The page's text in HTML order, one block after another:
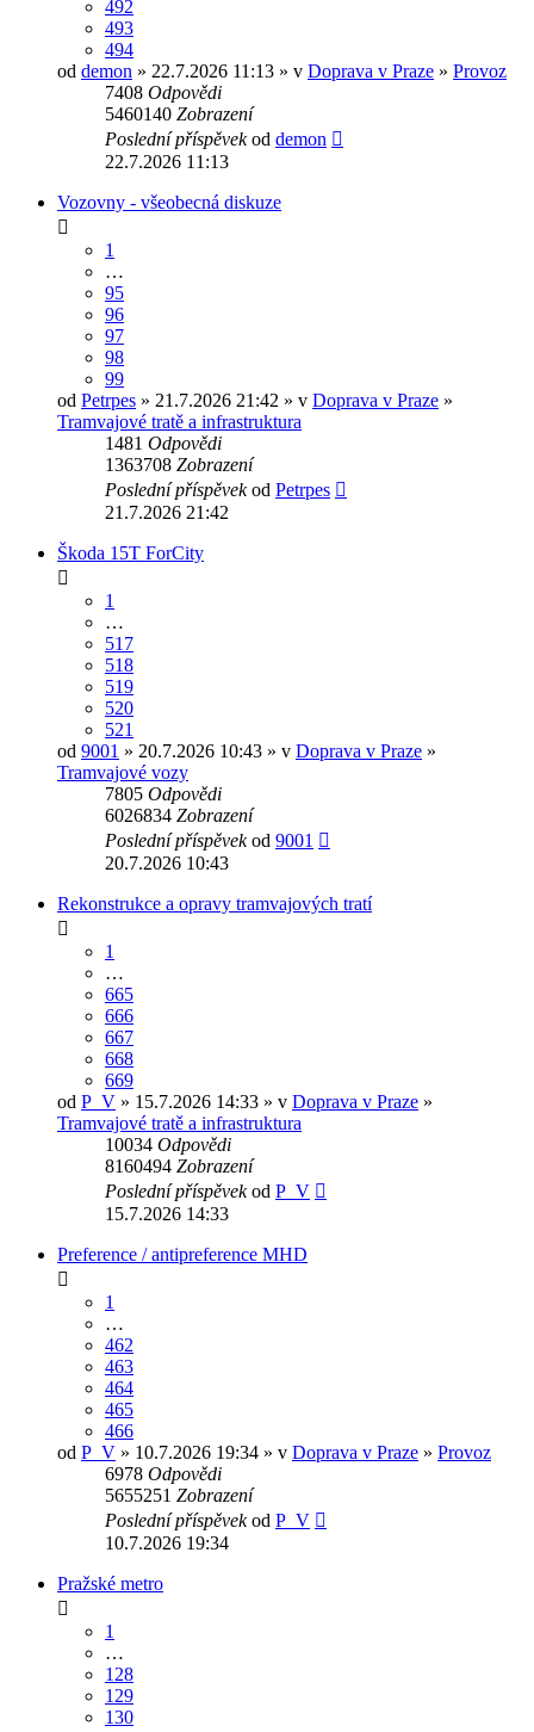
492
493
494
od demon » 22.7.2026 11:13 » v Doprava v Praze » Provoz
7408 Odpovědi
5460140 Zobrazení
Poslední příspěvekod demon
22.7.2026 11:13
Vozovny - všeobecná diskuze
1
…
95
96
97
98
99
od Petrpes » 21.7.2026 21:42 » v Doprava v Praze »
Tramvajové tratě a infrastruktura
1481 Odpovědi
1363708 Zobrazení
Poslední příspěvekod Petrpes
21.7.2026 21:42
Škoda 15T ForCity
1
…
517
518
519
520
521
od 9001 » 20.7.2026 10:43 » v Doprava v Praze »
Tramvajové vozy
7805 Odpovědi
6026834 Zobrazení
Poslední příspěvekod 9001
20.7.2026 10:43
Rekonstrukce a opravy tramvajových tratí
1
…
665
666
667
668
669
od P_V » 15.7.2026 14:33 » v Doprava v Praze »
Tramvajové tratě a infrastruktura
10034 Odpovědi
8160494 Zobrazení
Poslední příspěvekod P_V
15.7.2026 14:33
Preference / antipreference MHD
1
…
462
463
464
465
466
od P_V » 10.7.2026 19:34 » v Doprava v Praze » Provoz
6978 Odpovědi
5655251 Zobrazení
Poslední příspěvekod P_V
10.7.2026 19:34
Pražské metro
1
…
128
129
130